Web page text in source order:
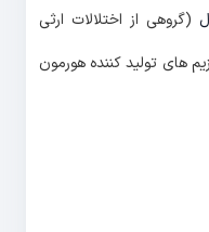
(گروهی از اختلالات ارثی
های تولید کننده هورمون